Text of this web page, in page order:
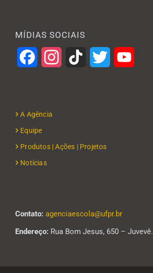
MÍDIAS SOCIAIS
FacebookInstagramTikTok Twitter
A Agência
Equipe
Produtos | Ações | Projetos
Notícias
Contato: agenciaescola@ufpr.br
Endereço: Rua Bom Jesus, 650 – Juvevê.